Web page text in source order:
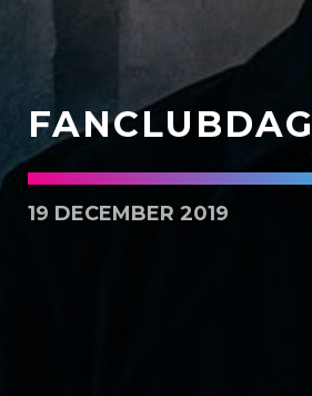
FANCLUBDAG
19 DECEMBER 2019